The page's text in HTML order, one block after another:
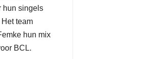
hun singels
team
hun mix
BCL.